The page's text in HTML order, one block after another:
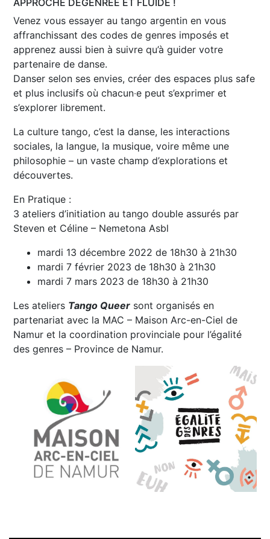
Venez vous essayer au tango argentin en vous
affranchissant des codes de genres imposés et
apprenez aussi bien à suivre qu’à guider votre
partenaire de danse.
Danser selon ses envies, créer des espaces plus safe
et plus inclusifs où chacun‧e peut s’exprimer et
s’explorer librement.
La culture tango, c’est la danse, les interactions
sociales, la langue, la musique, voire même une
philosophie – un vaste champ d’explorations et
découvertes.
En Pratique :
3 ateliers d’initiation au tango double assurés par
Steven et Céline – Nemetona Asbl
mardi 13 décembre 2022 de 18h30 à 21h30
mardi 7 février 2023 de 18h30 à 21h30
mardi 7 mars 2023 de 18h30 à 21h30
Les ateliers Tango Queer sont organisés en
partenariat avec la MAC – Maison Arc-en-Ciel de
Namur et la coordination provinciale pour l’égalité
des genres – Province de Namur.